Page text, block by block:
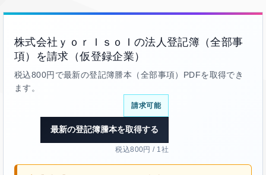
株式会社ｙｏｒＩｓｏＩの法人登記簿（全部事
項）を請求（仮登録企業）
税込800円で最新の登記簿謄本（全部事項）PDFを取得でき
ます。
請求可能
最新の登記簿謄本を取得する
税込800円 / 1社